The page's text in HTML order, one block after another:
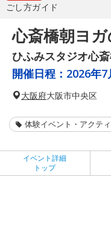
ごし方ガイド
心斎橋朝ヨ
ひふみスタジオ心
開催日程： 2026年
大阪府大阪市中央区
体験イベント・アクテ
イベント詳細
トップ